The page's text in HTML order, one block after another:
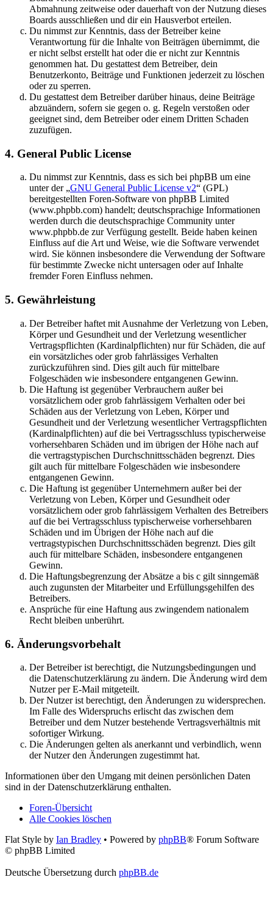
Abmahnung zeitweise oder dauerhaft von der Nutzung dieses
Boards ausschließen und dir ein Hausverbot erteilen.
Du nimmst zur Kenntnis, dass der Betreiber keine
Verantwortung für die Inhalte von Beiträgen übernimmt, die
er nicht selbst erstellt hat oder die er nicht zur Kenntnis
genommen hat. Du gestattest dem Betreiber, dein
Benutzerkonto, Beiträge und Funktionen jederzeit zu löschen
oder zu sperren.
Du gestattest dem Betreiber darüber hinaus, deine Beiträge
abzuändern, sofern sie gegen o. g. Regeln verstoßen oder
geeignet sind, dem Betreiber oder einem Dritten Schaden
zuzufügen.
4. General Public License
Du nimmst zur Kenntnis, dass es sich bei phpBB um eine
unter der „GNU General Public License v2“ (GPL)
bereitgestellten Foren-Software von phpBB Limited
(www.phpbb.com) handelt; deutschsprachige Informationen
werden durch die deutschsprachige Community unter
www.phpbb.de zur Verfügung gestellt. Beide haben keinen
Einfluss auf die Art und Weise, wie die Software verwendet
wird. Sie können insbesondere die Verwendung der Software
für bestimmte Zwecke nicht untersagen oder auf Inhalte
fremder Foren Einfluss nehmen.
5. Gewährleistung
Der Betreiber haftet mit Ausnahme der Verletzung von Leben,
Körper und Gesundheit und der Verletzung wesentlicher
Vertragspflichten (Kardinalpflichten) nur für Schäden, die auf
ein vorsätzliches oder grob fahrlässiges Verhalten
zurückzuführen sind. Dies gilt auch für mittelbare
Folgeschäden wie insbesondere entgangenen Gewinn.
Die Haftung ist gegenüber Verbrauchern außer bei
vorsätzlichem oder grob fahrlässigem Verhalten oder bei
Schäden aus der Verletzung von Leben, Körper und
Gesundheit und der Verletzung wesentlicher Vertragspflichten
(Kardinalpflichten) auf die bei Vertragsschluss typischerweise
vorhersehbaren Schäden und im übrigen der Höhe nach auf
die vertragstypischen Durchschnittsschäden begrenzt. Dies
gilt auch für mittelbare Folgeschäden wie insbesondere
entgangenen Gewinn.
Die Haftung ist gegenüber Unternehmern außer bei der
Verletzung von Leben, Körper und Gesundheit oder
vorsätzlichem oder grob fahrlässigem Verhalten des Betreibers
auf die bei Vertragsschluss typischerweise vorhersehbaren
Schäden und im Übrigen der Höhe nach auf die
vertragstypischen Durchschnittsschäden begrenzt. Dies gilt
auch für mittelbare Schäden, insbesondere entgangenen
Gewinn.
Die Haftungsbegrenzung der Absätze a bis c gilt sinngemäß
auch zugunsten der Mitarbeiter und Erfüllungsgehilfen des
Betreibers.
Ansprüche für eine Haftung aus zwingendem nationalem
Recht bleiben unberührt.
6. Änderungsvorbehalt
Der Betreiber ist berechtigt, die Nutzungsbedingungen und
die Datenschutzerklärung zu ändern. Die Änderung wird dem
Nutzer per E-Mail mitgeteilt.
Der Nutzer ist berechtigt, den Änderungen zu widersprechen.
Im Falle des Widerspruchs erlischt das zwischen dem
Betreiber und dem Nutzer bestehende Vertragsverhältnis mit
sofortiger Wirkung.
Die Änderungen gelten als anerkannt und verbindlich, wenn
der Nutzer den Änderungen zugestimmt hat.
Informationen über den Umgang mit deinen persönlichen Daten
sind in der Datenschutzerklärung enthalten.
Foren-Übersicht
Alle Cookies löschen
Flat Style by Ian Bradley • Powered by phpBB® Forum Software
© phpBB Limited
Deutsche Übersetzung durch phpBB.de